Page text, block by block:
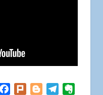
Facebook
Plurk BloggerTelegram